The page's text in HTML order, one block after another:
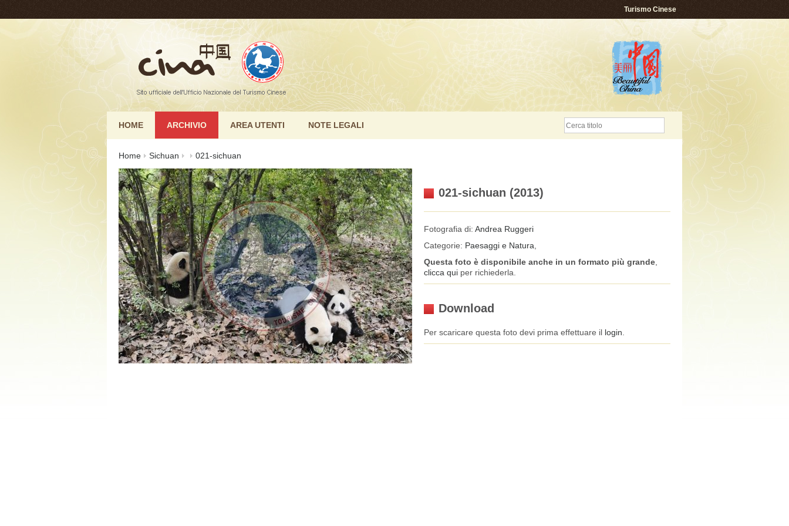
Turismo Cinese
HOME ARCHIVIO AREA UTENTI NOTE LEGALI
Home Sichuan 021-sichuan
021-sichuan (2013)
Fotografia di: Andrea Ruggeri
Categorie: Paesaggi e Natura
Questa foto è disponibile anche in un formato più grande
clicca qui per richiederla.
Download
Per scaricare questa foto devi prima effettuare il login